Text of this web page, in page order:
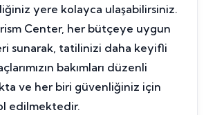
yere kolayca ulaşabilirsiniz.
Center, her bütçeye uygun
sunarak, tatilinizi daha keyifli
bakımları düzenli
ve her biri güvenliğiniz için
edilmektedir.